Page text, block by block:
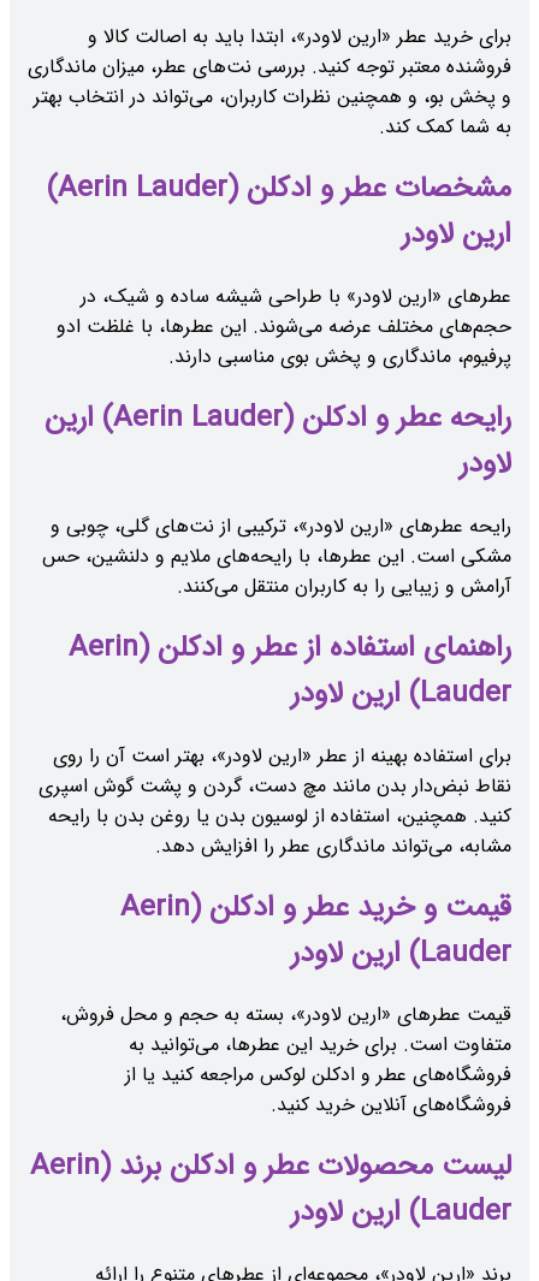
برای خرید عطر «ارین لاودر»، ابتدا باید به اصالت کالا و
فروشنده معتبر توجه کنید. بررسی نت‌های عطر، میزان ماندگاری
و پخش بو، و همچنین نظرات کاربران، می‌تواند در انتخاب بهتر
به شما کمک کند.
مشخصات عطر و ادکلن (Aerin Lauder)
ارین لاودر
عطرهای «ارین لاودر» با طراحی شیشه ساده و شیک، در
حجم‌های مختلف عرضه می‌شوند. این عطرها، با غلظت ادو
پرفیوم، ماندگاری و پخش بوی مناسبی دارند.
رایحه عطر و ادکلن (Aerin Lauder) ارین
لاودر
رایحه عطرهای «ارین لاودر»، ترکیبی از نت‌های گلی، چوبی و
مشکی است. این عطرها، با رایحه‌های ملایم و دلنشین، حس
آرامش و زیبایی را به کاربران منتقل می‌کنند.
راهنمای استفاده از عطر و ادکلن (Aerin
Lauder) ارین لاودر
برای استفاده بهینه از عطر «ارین لاودر»، بهتر است آن را روی
نقاط نبض‌دار بدن مانند مچ دست، گردن و پشت گوش اسپری
کنید. همچنین، استفاده از لوسیون بدن یا روغن بدن با رایحه
مشابه، می‌تواند ماندگاری عطر را افزایش دهد.
قیمت و خرید عطر و ادکلن (Aerin
Lauder) ارین لاودر
قیمت عطرهای «ارین لاودر»، بسته به حجم و محل فروش،
متفاوت است. برای خرید این عطرها، می‌توانید به
فروشگاه‌های عطر و ادکلن لوکس مراجعه کنید یا از
فروشگاه‌های آنلاین خرید کنید.
لیست محصولات عطر و ادکلن برند (Aerin
Lauder) ارین لاودر
برند «ارین لاودر»، مجموعه‌ای از عطرهای متنوع را ارائه